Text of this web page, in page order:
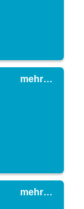
mehr…
mehr…